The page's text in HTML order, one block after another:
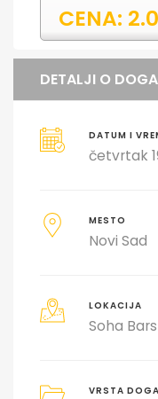
CENA:
DETALJI O
DATUM I
četvrtak
MESTO
Novi Sad
LOKACIJA
Soha Bars
VRSTA